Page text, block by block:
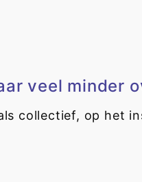
veel minder
collectief, op het